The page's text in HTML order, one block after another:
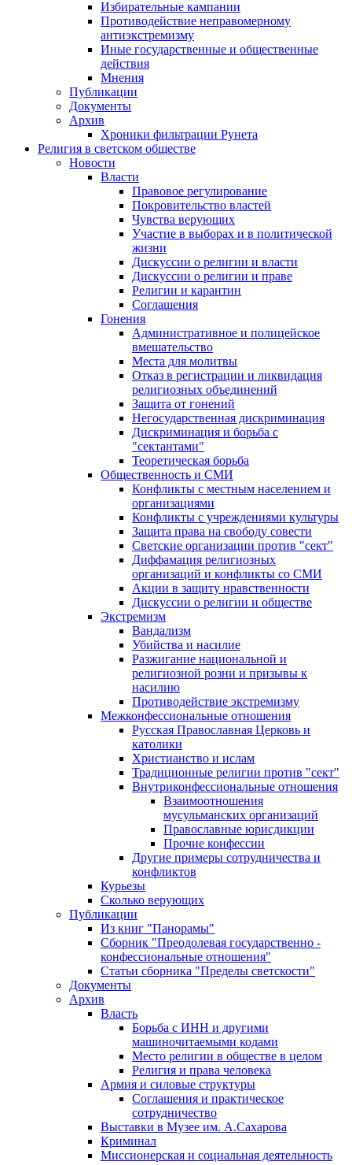
Избирательные кампании
Противодействие неправомерному
антиэкстремизму
Иные государственные и общественные
действия
Мнения
Публикации
Документы
Архив
Хроники фильтрации Рунета
Религия в светском обществе
Новости
Власти
Правовое регулирование
Покровительство властей
Чувства верующих
Участие в выборах и в политической
жизни
Дискуссии о религии и власти
Дискуссии о религии и праве
Религии и карантин
Соглашения
Гонения
Административное и полицейское
вмешательство
Места для молитвы
Отказ в регистрации и ликвидация
религиозных объединений
Защита от гонений
Негосударственная дискриминация
Дискриминация и борьба с
"сектантами"
Теоретическая борьба
Общественность и СМИ
Конфликты с местным населением и
организациями
Конфликты с учреждениями культуры
Защита права на свободу совести
Светские организации против "сект"
Диффамация религиозных
организаций и конфликты со СМИ
Акции в защиту нравственности
Дискуссии о религии и обществе
Экстремизм
Вандализм
Убийства и насилие
Разжигание национальной и
религиозной розни и призывы к
насилию
Противодействие экстремизму
Межконфессиональные отношения
Русская Православная Церковь и
католики
Христианство и ислам
Традиционные религии против "сект"
Внутриконфессиональные отношения
Взаимоотношения
мусульманских организаций
Православные юрисдикции
Прочие конфессии
Другие примеры сотрудничества и
конфликтов
Курьезы
Сколько верующих
Публикации
Из книг "Панорамы"
Сборник "Преодолевая государственно -
конфессиональные отношения"
Статьи сборника "Пределы светскости"
Документы
Архив
Власть
Борьба с ИНН и другими
машиночитаемыми кодами
Место религии в обществе в целом
Религия и права человека
Армия и силовые структуры
Соглашения и практическое
сотрудничество
Выставки в Музее им. А.Сахарова
Криминал
Миссионерская и социальная деятельность